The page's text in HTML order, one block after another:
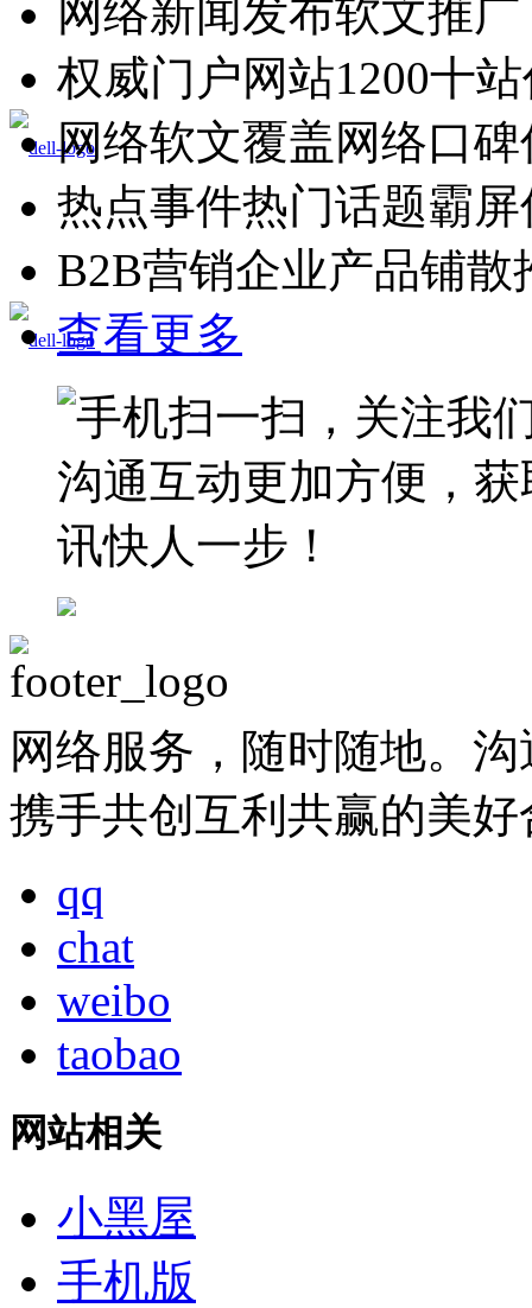
网络新闻发布软文推广
权威门户网站1200十
网络软文覆盖网络口碑
热点事件热门话题霸屏
B2B营销企业产品铺散
查看更多
网络服务，随时随地。
携手共创互利共赢的美好
qq
chat
weibo
taobao
网站相关
小黑屋
手机版